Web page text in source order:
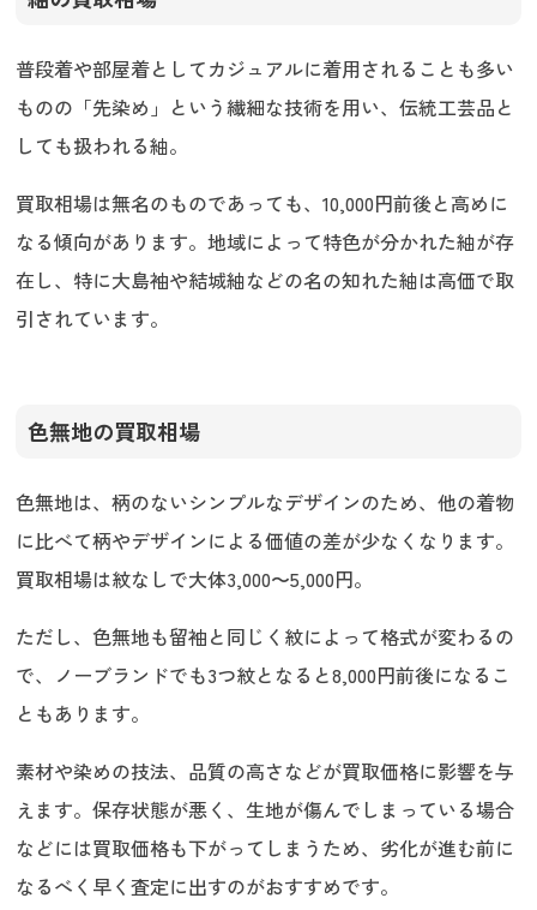
普段着や部屋着としてカジュアルに着用されることも多い
ものの「先染め」という繊細な技術を用い、伝統工芸品と
しても扱われる紬。
買取相場は無名のものであっても、10,000円前後と高めに
なる傾向があります。地域によって特色が分かれた紬が存
在し、特に大島袖や結城紬などの名の知れた紬は高価で取
引されています。
色無地の買取相場
色無地は、柄のないシンプルなデザインのため、他の着物
に比べて柄やデザインによる価値の差が少なくなります。
買取相場は紋なしで大体3,000〜5,000円。
ただし、色無地も留袖と同じく紋によって格式が変わるの
で、ノーブランドでも3つ紋となると8,000円前後になるこ
ともあります。
素材や染めの技法、品質の高さなどが買取価格に影響を与
えます。保存状態が悪く、生地が傷んでしまっている場合
などには買取価格も下がってしまうため、劣化が進む前に
なるべく早く査定に出すのがおすすめです。